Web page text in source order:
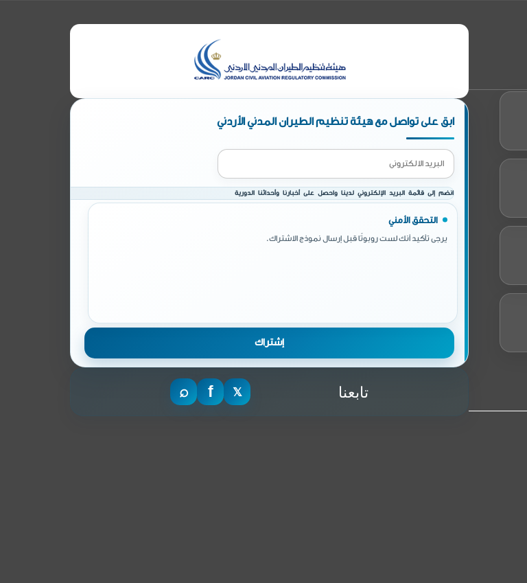
ابق على تواصل مع هيئة تنظيم الطيران المدني الأردني
انضم إلى قائمة البريد الإلكتروني لدينا واحصل على أخبارنا وأحداثنا الدورية
التحقق الأمني
يرجى تأكيد أنك لست روبوتًا قبل إرسال نموذج الاشتراك.
تابعنا